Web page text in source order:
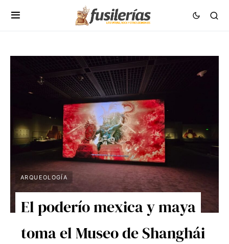
ARQUEOLOGÍA
El poderío mexica y maya
toma el Museo de Shanghái